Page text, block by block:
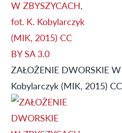
ZAŁOŻENIE DWORSKIE
Kobylarczyk (MIK, 2015)